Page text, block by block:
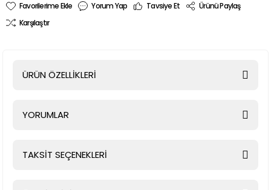
Yorum Yap Tavsiye Et
Ürünü Paylaş
Karşılaştır
ÜRÜN ÖZELLİKLERİ
YORUMLAR
TAKSİT SEÇENEKLERİ